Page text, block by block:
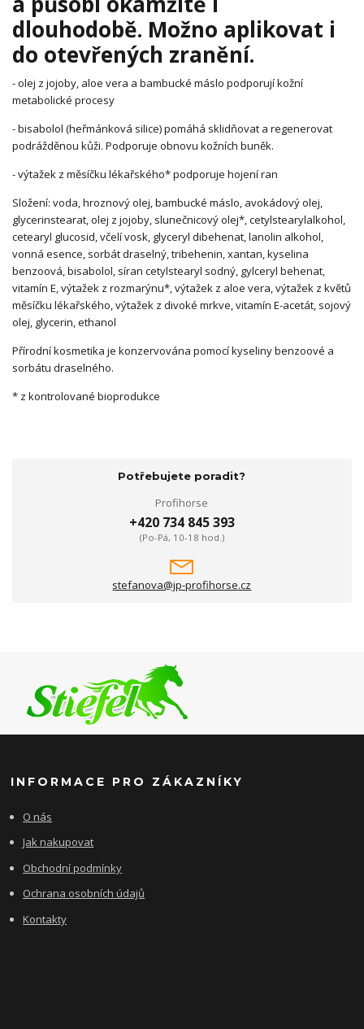
dlouhodobě. Možno aplikovat i
do otevřených zranění.
- olej z jojoby, aloe vera a bambucké máslo podporují kožní
metabolické procesy
- bisabolol (heřmánková silice) pomáhá sklidňovat a regenerovat
podrážděnou kůži. Podporuje obnovu kožních buněk.
- výtažek z měsíčku lékařského* podporuje hojení ran
Složení: voda, hroznový olej, bambucké máslo, avokádový olej,
glycerinstearat, olej z jojoby, slunečnicový olej*, cetylstearylalkohol,
cetearyl glucosid, včelí vosk, glyceryl dibehenat, lanolin alkohol,
vonná esence, sorbát draselný, tribehenin, xantan, kyselina
benzoová, bisabolol, síran cetylstearyl sodný, gylceryl behenat,
vitamín E, výtažek z rozmarýnu*, výtažek z aloe vera, výtažek z květů
měsíčku lékařského, výtažek z divoké mrkve, vitamín E-acetát, sojový
olej, glycerin, ethanol
Přírodní kosmetika je konzervována pomocí kyseliny benzoové a
sorbátu draselného.
* z kontrolované bioprodukce
Potřebujete poradit?
Profihorse
+420 734 845 393
(Po-Pá, 10-18 hod.)
stefanova@jp-profihorse.cz
INFORMACE PRO ZÁKAZNÍKY
O nás
Jak nakupovat
Obchodní podmínky
Ochrana osobních údajů
Kontakty